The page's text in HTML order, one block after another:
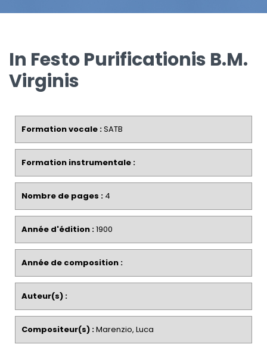
In Festo Purificationis B.M.
Virginis
Formation vocale :SATB
Formation instrumentale :
Nombre de pages : 4
Année d'édition :1900
Année de composition :
Auteur(s) :
Compositeur(s) :Marenzio, Luca